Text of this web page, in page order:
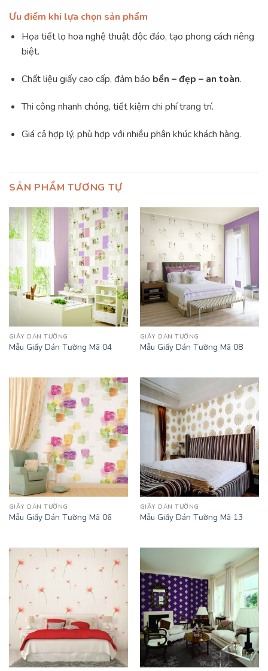
Ưu điểm khi lựa chọn sản phẩm
Họa tiết lọ hoa nghệ thuật độc đáo, tạo phong cách riêng
biệt.
Chất liệu giấy cao cấp, đảm bảo bền – đẹp – an toàn.
Thi công nhanh chóng, tiết kiệm chi phí trang trí.
Giá cả hợp lý, phù hợp với nhiều phân khúc khách hàng.
SẢN PHẨM TƯƠNG TỰ
GIẤY DÁN TƯỜNG
Mẫu Giấy Dán Tường Mã 04
GIẤY DÁN TƯỜNG
Mẫu Giấy Dán Tường Mã 08
GIẤY DÁN TƯỜNG
Mẫu Giấy Dán Tường Mã 06
GIẤY DÁN TƯỜNG
Mẫu Giấy Dán Tường Mã 13